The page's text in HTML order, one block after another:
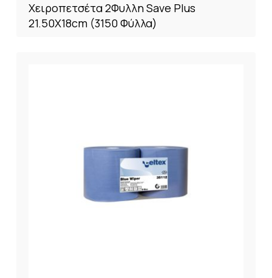
Χειροπετσέτα 2Φυλλη Save Plus
21.50X18cm (3150 Φύλλα)